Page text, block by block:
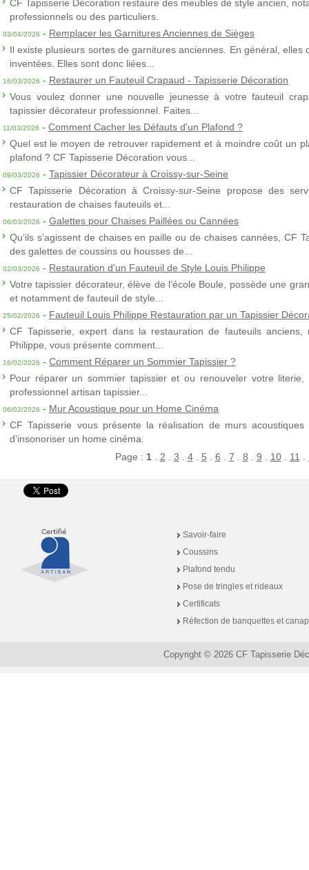
CF Tapisserie Décoration restaure des meubles de style ancien,
professionnels ou des particuliers.
03/04/2026 - Remplacer les Garnitures Anciennes de Sièges
Il existe plusieurs sortes de garnitures anciennes. En général, elles
inventées. Elles sont donc liées...
16/03/2026 - Restaurer un Fauteuil Crapaud - Tapisserie Décoration
Vous voulez donner une nouvelle jeunesse à votre fauteuil
tapissier décorateur professionnel. Faites...
11/03/2026 - Comment Cacher les Défauts d'un Plafond ?
Quel est le moyen de retrouver rapidement et à moindre coût un
plafond ? CF Tapisserie Décoration vous...
09/03/2026 - Tapissier Décorateur à Croissy-sur-Seine
CF Tapisserie Décoration à Croissy-sur-Seine propose des
restauration de chaises fauteuils et...
06/03/2026 - Galettes pour Chaises Paillées ou Cannées
Qu’ils s’agissent de chaises en paille ou de chaises cannées, CF
des galettes de coussins ou housses de...
02/03/2026 - Restauration d'un Fauteuil de Style Louis Philippe
Votre tapissier décorateur, élève de l’école Boule, possède une
et notamment de fauteuil de style...
25/02/2026 - Fauteuil Louis Philippe Restauration par un Tapissier
CF Tapisserie, expert dans la restauration de fauteuils
Philippe, vous présente comment...
16/02/2026 - Comment Réparer un Sommier Tapissier ?
Pour réparer un sommier tapissier et ou renouveler votre
professionnel artisan tapissier...
06/02/2026 - Mur Acoustique pour un Home Cinéma
CF Tapisserie vous présente la réalisation de murs
d’insonoriser un home cinéma.
Page : 1. 2 3 4. 5 6 7 8 9 10. 11
Savoir-faire
Coussins
Plafond tendu
Pose de tringles et rideaux
Certificats
Réfection de banquettes et
Copyright © 2026 CF Tapisserie